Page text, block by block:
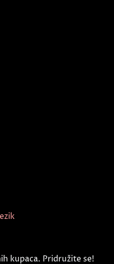
kupaca. Pridružite se!